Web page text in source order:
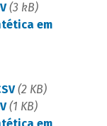
(3 kB)
em
(2 KB)
(1 KB)